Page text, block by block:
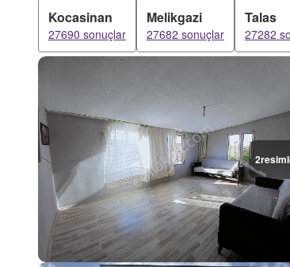
Kocasinan
27690 sonuçlar
Melikgazi
27682 sonuçlar
Talas
27282
2